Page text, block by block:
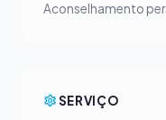
Aconselhamento
SERVIÇO